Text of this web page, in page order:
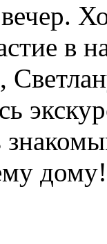
в
дому!